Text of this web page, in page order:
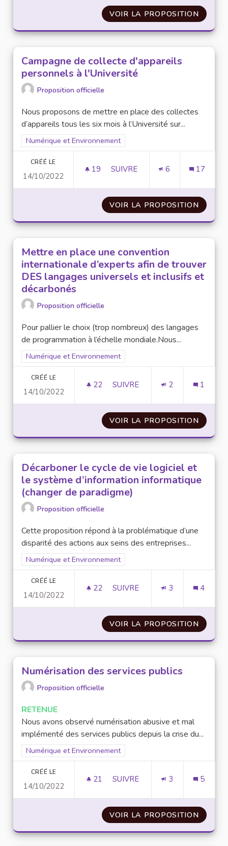
VOIR LA PROPOSITION MISE
Campagne de collecte d'appareils
personnels à l'Université
Proposition officielle
Nous proposons de mettre en place des collectes
d’appareils tous les six mois à l’Université sur...
Filtrer les résultats pour le secteur : Numérique et
Numérique et Environnement
CRÉÉ LE
14/10/2022
19 19 ABONNÉS
SUIVRE 6 17
VOIR LA PROPOSITION
Mettre en place une convention
internationale d’experts afin de trouver
DES langages universels et inclusifs et
décarbonés
Proposition officielle
Pour pallier le choix (trop nombreux) des langages
de programmation à l’échelle mondiale.Nous...
Filtrer les résultats pour le secteur : Numérique et
Numérique et Environnement
CRÉÉ LE
14/10/2022
22 22 ABONNÉS
SUIVRE 2 1
VOIR LA PROPOSITION
Décarboner le cycle de vie logiciel et
le système d’information informatique
(changer de paradigme)
Proposition officielle
Cette proposition répond à la problématique d’une
disparité des actions aux seins des entreprises...
Filtrer les résultats pour le secteur : Numérique et
Numérique et Environnement
CRÉÉ LE
14/10/2022
22 22 ABONNÉS
SUIVRE 3 4
VOIR LA PROPOSITION
Numérisation des services publics
Proposition officielle
RETENUE
Nous avons observé numérisation abusive et mal
implémenté des services publics depuis la crise du...
Filtrer les résultats pour le secteur : Numérique et
Numérique et Environnement
CRÉÉ LE
14/10/2022
21 21 ABONNÉS
SUIVRE 3 5
VOIR LA PROPOSITION